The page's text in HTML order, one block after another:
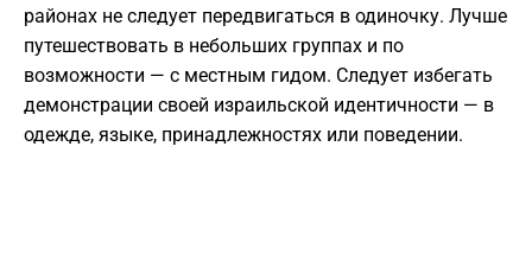
районах не следует передвигаться в одиночку. Лучше
путешествовать в небольших группах и по
возможности — с местным гидом. Следует избегать
демонстрации своей израильской идентичности — в
одежде, языке, принадлежностях или поведении.